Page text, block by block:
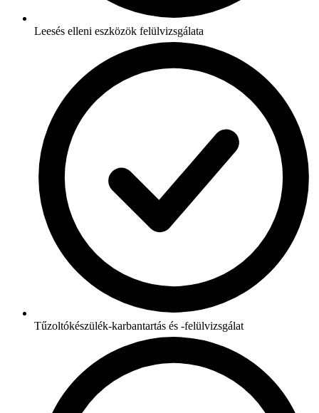
Leesés elleni eszközök felülvizsgálata
Tűzoltókészülék-karbantartás és -felülvizsgálat